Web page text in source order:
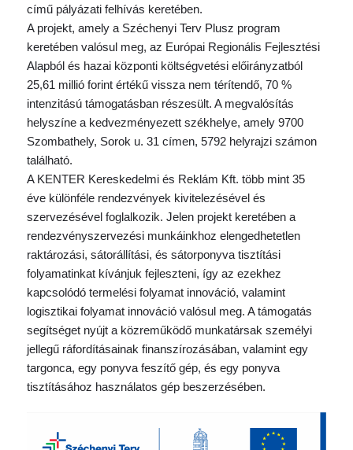
című pályázati felhívás keretében.
A projekt, amely a Széchenyi Terv Plusz program
keretében valósul meg, az Európai Regionális Fejlesztési
Alapból és hazai központi költségvetési előirányzatból
25,61 millió forint értékű vissza nem térítendő, 70 %
intenzitású támogatásban részesült. A megvalósítás
helyszíne a kedvezményezett székhelye, amely 9700
Szombathely, Sorok u. 31 címen, 5792 helyrajzi számon
található.
A KENTER Kereskedelmi és Reklám Kft. több mint 35
éve különféle rendezvények kivitelezésével és
szervezésével foglalkozik. Jelen projekt keretében a
rendezvényszervezési munkáinkhoz elengedhetetlen
raktározási, sátorállítási, és sátorponyva tisztítási
folyamatinkat kívánjuk fejleszteni, így az ezekhez
kapcsolódó termelési folyamat innováció, valamint
logisztikai folyamat innováció valósul meg. A támogatás
segítséget nyújt a közreműködő munkatársak személyi
jellegű ráfordításainak finanszírozásában, valamint egy
targonca, egy ponyva feszítő gép, és egy ponyva
tisztításához használatos gép beszerzésében.